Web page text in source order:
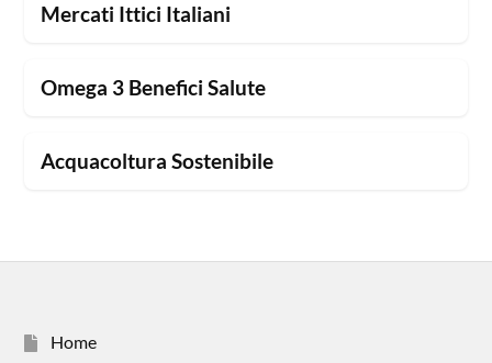
Mercati Ittici Italiani
Omega 3 Benefici Salute
Acquacoltura Sostenibile
Home